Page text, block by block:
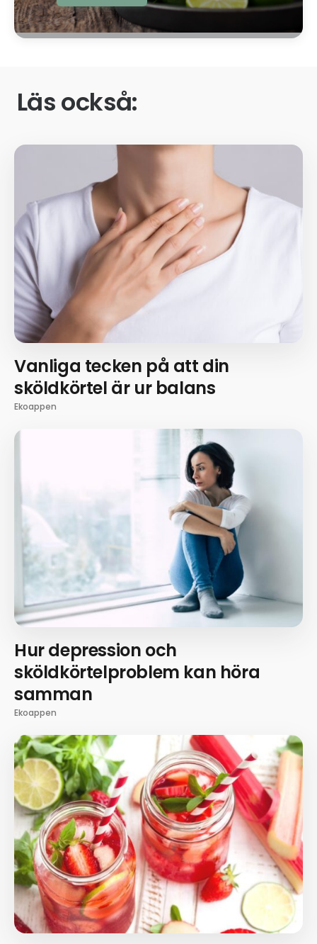
Läs också:
Vanliga tecken på att din
sköldkörtel är ur balans
Ekoappen
Hur depression och
sköldkörtelproblem kan höra
samman
Ekoappen